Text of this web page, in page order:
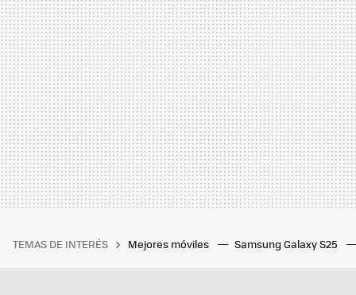
TEMAS DE INTERÉS Mejores móviles Samsung Galaxy S25